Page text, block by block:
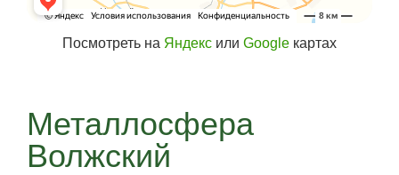
Посмотреть на Яндекс или Google картах
Металлосфера
Волжский